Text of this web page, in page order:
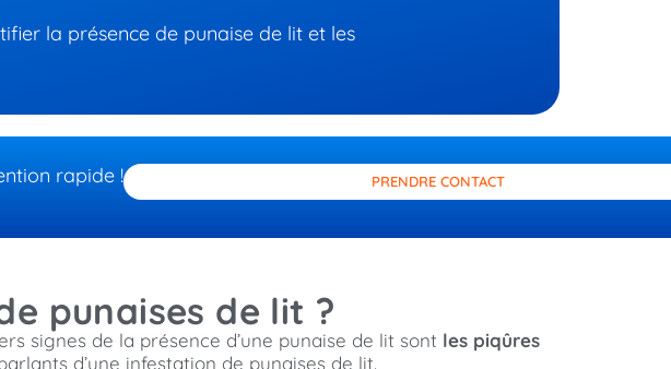
la présence de punaise de lit et les
rapide ! PRENDRE CONTACT
punaises de lit ?
signes de la présence d’une punaise de lit sont les piqûres
d’une infestation de punaises de lit.